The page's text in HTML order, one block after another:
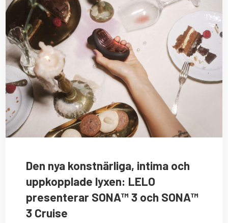
Den nya konstnärliga, intima och
uppkopplade lyxen: LELO
presenterar SONA™ 3 och SONA™
3 Cruise